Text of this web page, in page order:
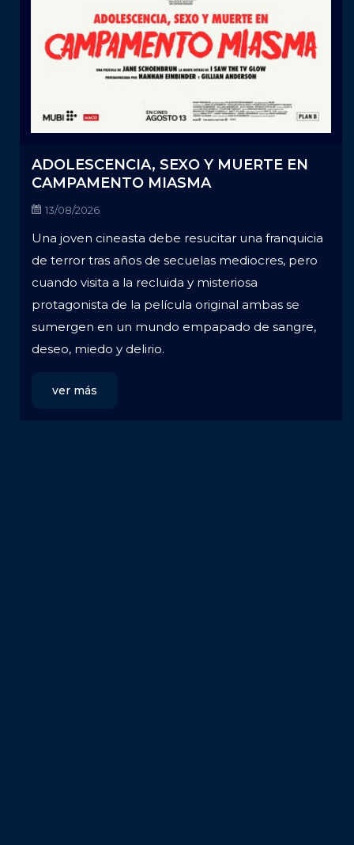
ADOLESCENCIA, SEXO Y MUERTE EN
CAMPAMENTO MIASMA
13/08/2026
Una joven cineasta debe resucitar una franquicia
de terror tras años de secuelas mediocres, pero
cuando visita a la recluida y misteriosa
protagonista de la película original ambas se
sumergen en un mundo empapado de sangre,
deseo, miedo y delirio.
ver más